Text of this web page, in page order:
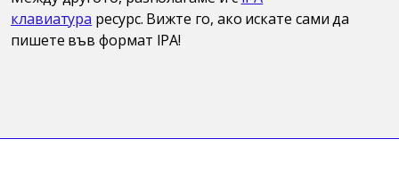
клавиатура ресурс. Вижте го, ако искате сами да
пишете във формат IPA!